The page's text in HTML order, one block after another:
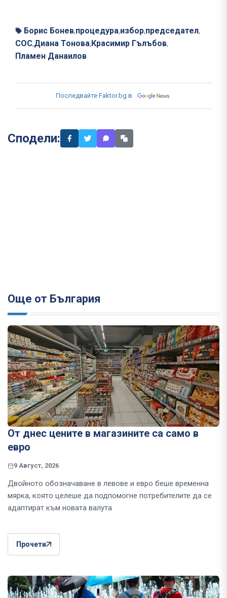
Борис Бонев,процедура,избор,председател,
СОС,Диана Тонова, Красимир Гълъбов,
Пламен Данаилов
Последвайте Faktor.bg в
Сподели:
Още от България
От днес цените в магазините са само в
евро
9 Август, 2026
Двойното обозначаване в левове и евро беше временна
мярка, която целеше да подпомогне потребителите да се
адаптират към новата валута
Прочети